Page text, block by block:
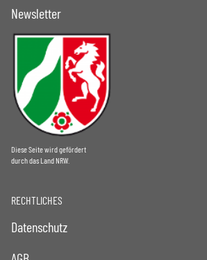
Newsletter
Diese Seite wird gefördert
durch das Land NRW.
RECHTLICHES
Datenschutz